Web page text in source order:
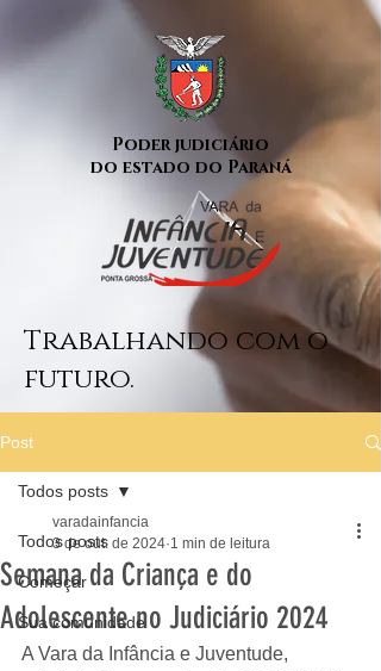
Poder judiciário
do estado do Paraná
Trabalhando com o
futuro.
Post
Todos posts
Começar
Sua comunidade
Todos posts
Semana da Criança e do
Adolescente no Judiciário 2024
varadainfancia
3 de out. de 2024 1 min de leitura
A Vara da Infância e Juventude,